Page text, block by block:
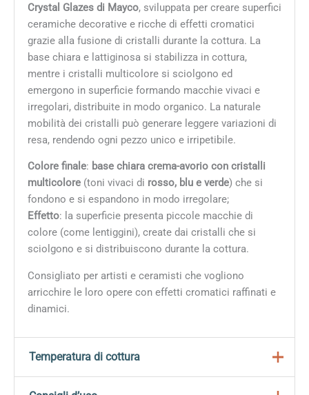
Crystal Glazes di Mayco, sviluppata per creare superfici
ceramiche decorative e ricche di effetti cromatici
grazie alla fusione di cristalli durante la cottura. La
base chiara e lattiginosa si stabilizza in cottura,
mentre i cristalli multicolore si sciolgono ed
emergono in superficie formando macchie vivaci e
irregolari, distribuite in modo organico. La naturale
mobilità dei cristalli può generare leggere variazioni di
resa, rendendo ogni pezzo unico e irripetibile.
Colore finale: base chiara crema-avorio con cristalli
multicolore(toni vivaci di rosso, blu e verde) che si
fondono e si espandono in modo irregolare;
Effetto: la superficie presenta piccole macchie di
colore (come lentiggini), create dai cristalli che si
sciolgono e si distribuiscono durante la cottura.
Consigliato per artisti e ceramisti che vogliono
arricchire le loro opere con effetti cromatici raffinati e
dinamici.
Temperatura di cottura